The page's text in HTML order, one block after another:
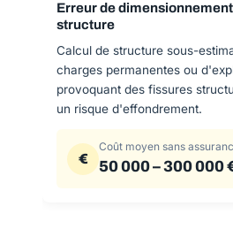
Erreur de
structure
Calcul de structure sous-
charges permanentes ou
provoquant des fissures
un risque d'effondrement.
€
Coût moyen sans
50 000 – 300 000